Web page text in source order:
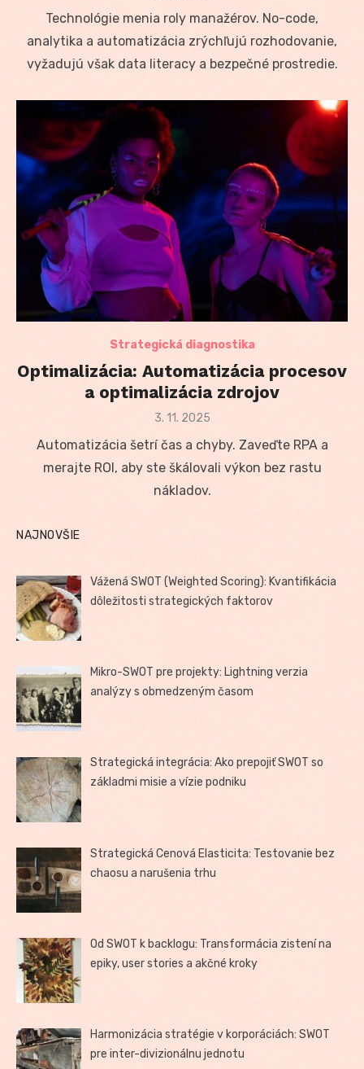
Technológie menia roly manažérov. No-code,
analytika a automatizácia zrýchľujú rozhodovanie,
vyžadujú však data literacy a bezpečné prostredie.
Strategická diagnostika
Optimalizácia: Automatizácia procesov
a optimalizácia zdrojov
Posted
3. 11. 2025
Automatizácia šetrí čas a chyby. Zaveďte RPA a
merajte ROI, aby ste škálovali výkon bez rastu
nákladov.
NAJNOVŠIE
Vážená SWOT (Weighted Scoring): Kvantifikácia
dôležitosti strategických faktorov
Mikro-SWOT pre projekty: Lightning verzia
analýzy s obmedzeným časom
Strategická integrácia: Ako prepojiť SWOT so
základmi misie a vízie podniku
Strategická Cenová Elasticita: Testovanie bez
chaosu a narušenia trhu
Od SWOT k backlogu: Transformácia zistení na
epiky, user stories a akčné kroky
Harmonizácia stratégie v korporáciách: SWOT
pre inter-divizionálnu jednotu